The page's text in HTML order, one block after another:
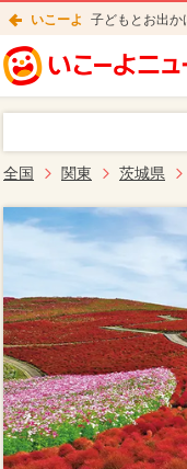
いこーよ 子どもとお出か
全国 関東 茨城県